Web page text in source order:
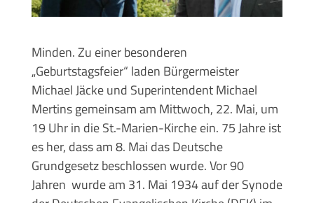
Minden. Zu einer besonderen
„Geburtstagsfeier“ laden Bürgermeister
Michael Jäcke und Superintendent Michael
Mertins gemeinsam am Mittwoch, 22. Mai, um
19 Uhr in die St.-Marien-Kirche ein. 75 Jahre ist
es her, dass am 8. Mai das Deutsche
Grundgesetz beschlossen wurde. Vor 90
Jahren wurde am 31. Mai 1934 auf der Synode